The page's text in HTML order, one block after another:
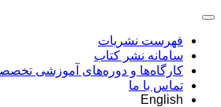
فهرست نشریات
سامانه نشر کتاب
کارگاه‌ها و دوره‌های آموزشی
تماس با ما
English